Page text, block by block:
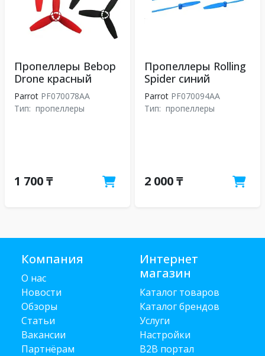
Пропеллеры Bebop
Drone красный
Parrot PF070078AA
Тип: пропеллеры
1 700 ₸
Пропеллеры Rolling
Spider синий
Parrot PF070094AA
Тип: пропеллеры
2 000 ₸
Компания
О нас
Новости
Обзоры
Статьи
Вакансии
Партнёрам
Интернет
магазин
Каталог товаров
Каталог брендов
Услуги
Настройки
B2B портал